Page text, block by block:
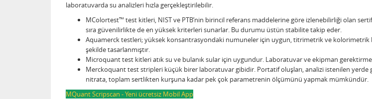
laboratuvarda su analizleri hızla gerçekleştirilebilir.
MColortest™ test kitleri, NIST ve PTB’nin birincil referans maddelerine göre izlenebilirliği olan
sıra güvenilirlikte de en yüksek kriterleri sunarlar. Bu durumu üstün stabilite takip eder.
Aquamerck testleri; yüksek konsantrasyondaki numuneler için uygun, titrimetrik ve kolorimetrik
şekilde tasarlanmıştır.
Microquant test kitleri atık su ve bulanık sular için uygundur. Laboratuvar ve ekipman
Merckoquant test stripleri küçük birer laboratuvar gibidir. Portatif oluşları, analizi istenilen
nitrata, toplam sertlikten kurşuna kadar pek çok parametrenin ölçümünü yapmak mümkündür.
MQuant Scripscan - Yeni ücretsiz Mobil App